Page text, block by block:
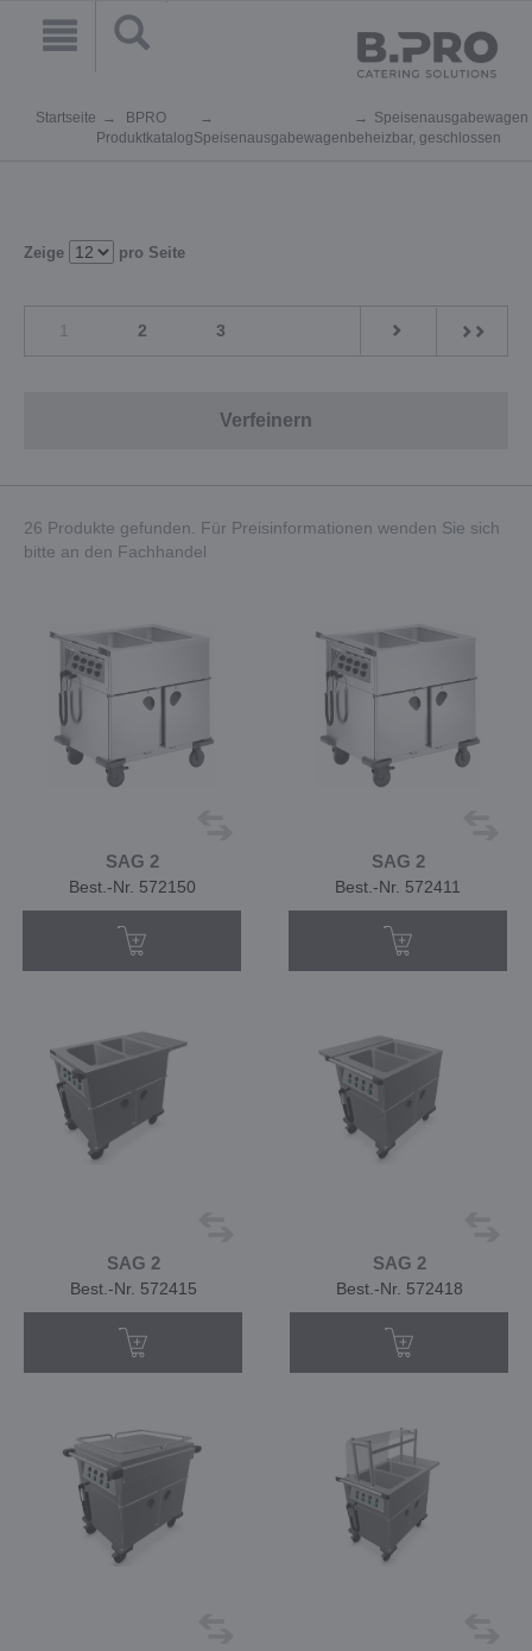
Startseite
BPRO
ProduktkatalogSpeisenausgabewagen
Speisenausgabewagen
beheizbar, geschlossen
Zeige pro Seite
2 3
Verfeinern
26 Produkte gefunden. Für Preisinformationen wenden Sie sich
bitte an den Fachhandel
SAG 2
Best.-Nr. 572150
SAG 2
Best.-Nr. 572411
SAG 2
Best.-Nr. 572415
SAG 2
Best.-Nr. 572418